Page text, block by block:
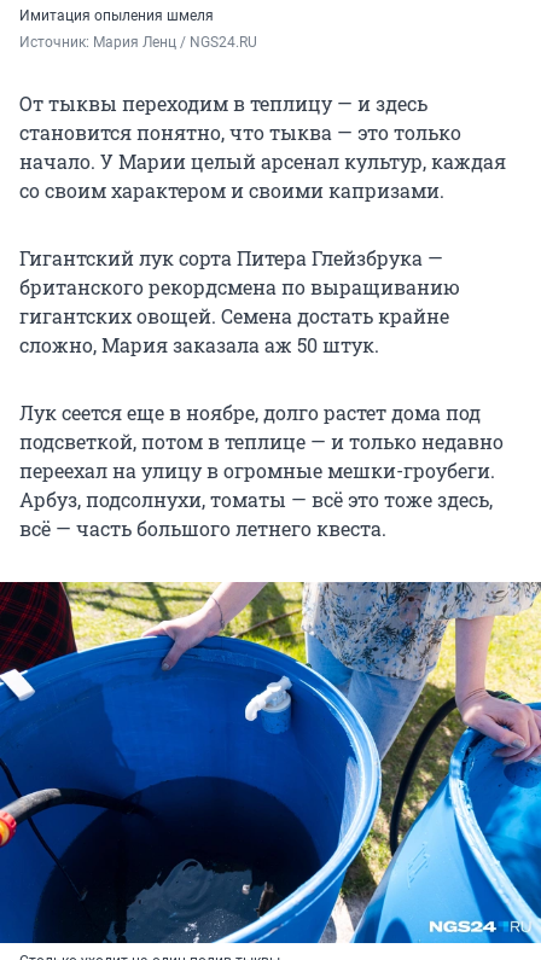
Имитация опыления шмеля
Источник: Мария Ленц / NGS24.RU
От тыквы переходим в теплицу — и здесь
становится понятно, что тыква — это только
начало. У Марии целый арсенал культур, каждая
со своим характером и своими капризами.
Гигантский лук сорта Питера Глейзбрука —
британского рекордсмена по выращиванию
гигантских овощей. Семена достать крайне
сложно, Мария заказала аж 50 штук.
Лук сеется еще в ноябре, долго растет дома под
подсветкой, потом в теплице — и только недавно
переехал на улицу в огромные мешки-гроубеги.
Арбуз, подсолнухи, томаты — всё это тоже здесь,
всё — часть большого летнего квеста.